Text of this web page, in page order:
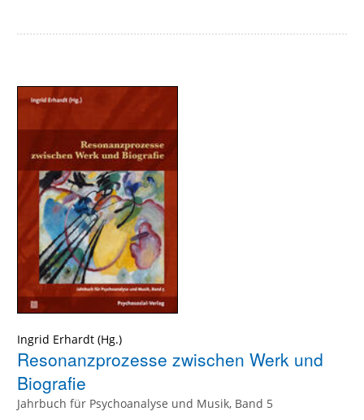
Ingrid Erhardt
Resonanzprozesse zwischen Werk und
Biografie
Jahrbuch für Psychoanalyse und Musik, Band 5